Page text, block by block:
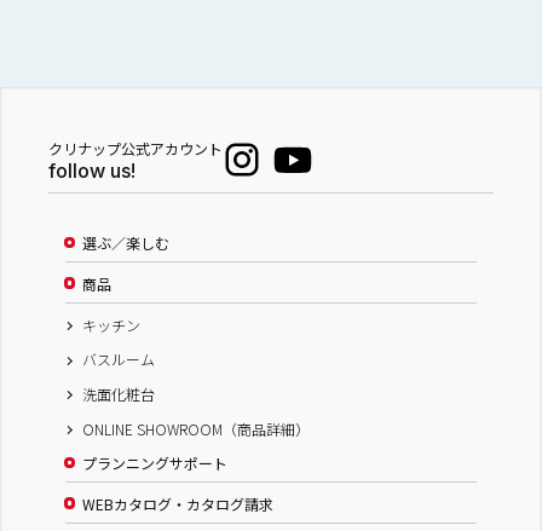
クリナップ公式アカウント
follow us!
選ぶ／楽しむ
商品
キッチン
バスルーム
洗面化粧台
ONLINE SHOWROOM（商品詳細）
プランニングサポート
WEBカタログ・カタログ請求